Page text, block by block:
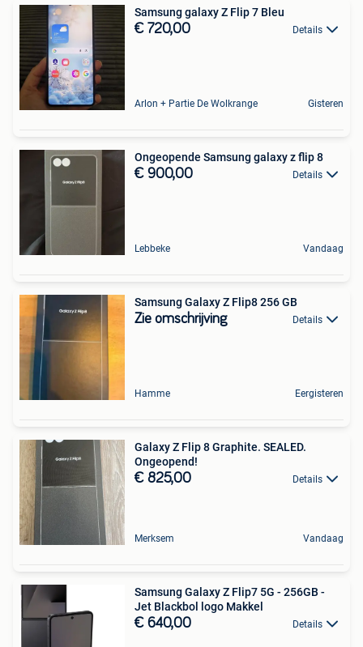
Samsung galaxy Z Flip 7 Bleu
€ 720,00 Details
Arlon + Partie De Wolkrange Gisteren
Ongeopende Samsung galaxy z flip 8
€ 900,00 Details
Lebbeke Vandaag
Samsung Galaxy Z Flip8 256 GB
Zie omschrijving Details
Hamme Eergisteren
Galaxy Z Flip 8 Graphite. SEALED.
Ongeopend!
€ 825,00 Details
Merksem Vandaag
Samsung Galaxy Z Flip7 5G - 256GB -
Jet Blackbol logo Makkel
€ 640,00 Details